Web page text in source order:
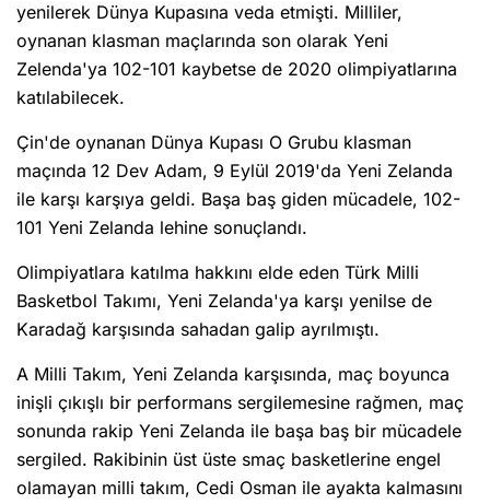
yenilerek Dünya Kupasına veda etmişti. Milliler,
oynanan klasman maçlarında son olarak Yeni
Zelenda'ya 102-101 kaybetse de 2020 olimpiyatlarına
katılabilecek.
Çin'de oynanan Dünya Kupası O Grubu klasman
maçında 12 Dev Adam, 9 Eylül 2019'da Yeni Zelanda
ile karşı karşıya geldi. Başa baş giden mücadele, 102-
101 Yeni Zelanda lehine sonuçlandı.
Olimpiyatlara katılma hakkını elde eden Türk Milli
Basketbol Takımı, Yeni Zelanda'ya karşı yenilse de
Karadağ karşısında sahadan galip ayrılmıştı.
A Milli Takım, Yeni Zelanda karşısında, maç boyunca
inişli çıkışlı bir performans sergilemesine rağmen, maç
sonunda rakip Yeni Zelanda ile başa baş bir mücadele
sergiled. Rakibinin üst üste smaç basketlerine engel
olamayan milli takım, Cedi Osman ile ayakta kalmasını